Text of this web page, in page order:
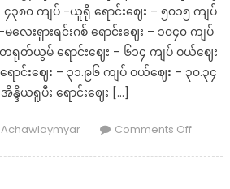
၃၈၀ ကျပ် -ယူရို ရောင်းဈေး – ၅၀၁၅ ကျပ်
ေးရှားရင်းဂစ် ရောင်းဈေး – ၁၀၄၀ ကျပ်
ရုတ်ယွမ် ရောင်းဈေး – ၆၁၄ ကျပ် ဝယ်ဈေး
ောင်းဈေး – ၃၁.၉၆ ကျပ် ဝယ်ဈေး – ၃၀.၃၄
န္ဒိယရူပီး ရောင်းဈေး […]
Author
Achawlaymyar Comments Offon